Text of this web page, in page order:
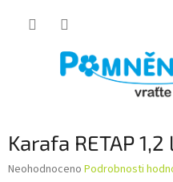
Karafa RETAP
Průměrné
Neohodnoceno Podrobnosti